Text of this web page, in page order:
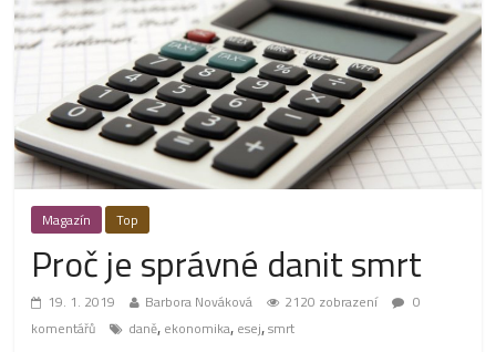
Magazín Top
Proč je správné danit smrt
19. 1. 2019 Barbora Nováková 2120 zobrazení
0
komentářů
daně, ekonomika, esej,smrt